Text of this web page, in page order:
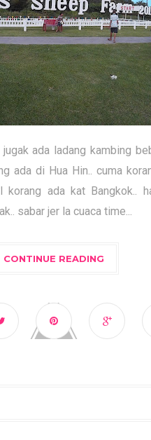
ada ladang kambing
ada di Hua Hin.. cuma
korang ada kat Bangkok..
sabar jer la cuaca time...
CONTINUE READING